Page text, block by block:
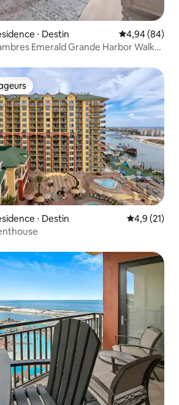
⋅ Destin Évaluation
4,94 (84)
Emerald Grande Harbor Walk
⋅ Destin Évaluation
4,9 (21)